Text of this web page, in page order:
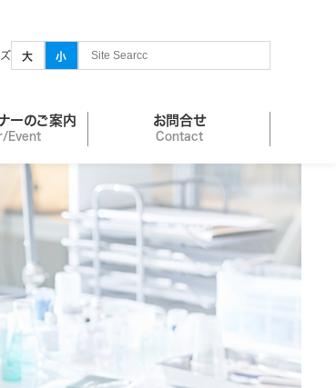
大 小
ーのご案内
Event
お問合せ
Contact